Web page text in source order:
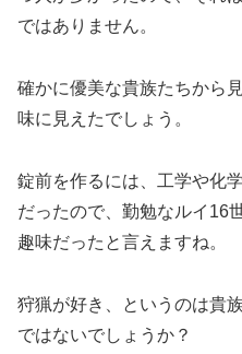
ではありません。
確かに優美な貴族たちから
味に見えたでしょう。
錠前を作るには、工学や化
だったので、勤勉なルイ16
趣味だったと言えますね。
狩猟が好き、というのは貴
ではないでしょうか？